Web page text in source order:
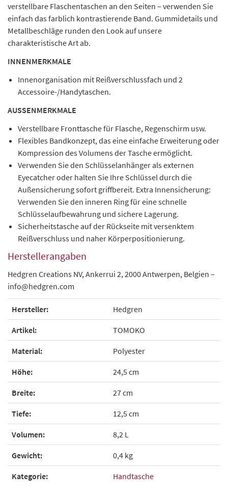
verstellbare Flaschentaschen an den Seiten – verwenden Sie
einfach das farblich kontrastierende Band. Gummidetails und
Metallbeschläge runden den Look auf unsere
charakteristische Art ab.
INNENMERKMALE
Innenorganisation mit Reißverschlussfach und 2
Accessoire-/Handytaschen.
AUSSENMERKMALE
Verstellbare Fronttasche für Flasche, Regenschirm usw.
Flexibles Bandkonzept, das eine einfache Erweiterung oder
Kompression des Volumens der Tasche ermöglicht.
Verwenden Sie den Schlüsselanhänger als externen
Eyecatcher oder halten Sie Ihre Schlüssel durch die
Außensicherung sofort griffbereit. Extra Innensicherung:
Verwenden Sie den inneren Ring für eine schnelle
Schlüsselaufbewahrung und sichere Lagerung.
Sicherheitstasche auf der Rückseite mit versenktem
Reißverschluss und naher Körperpositionierung.
Herstellerangaben
Hedgren Creations NV, Ankerrui 2, 2000 Antwerpen, Belgien –
info@hedgren.com
Hersteller: Hedgren
Artikel: TOMOKO
Material: Polyester
Höhe: 24,5 cm
Breite: 27 cm
Tiefe: 12,5 cm
Volumen: 8,2 L
Gewicht: 0,4 kg
Kategorie: Handtasche